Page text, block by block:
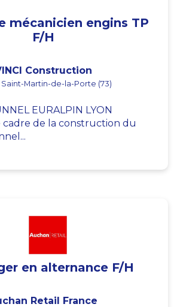
mécanicien engins TP
F/H
Construction
Saint-Martin-de-la-Porte (73)
EURALPIN LYON
cadre de la construction du
en alternance F/H
Retail France